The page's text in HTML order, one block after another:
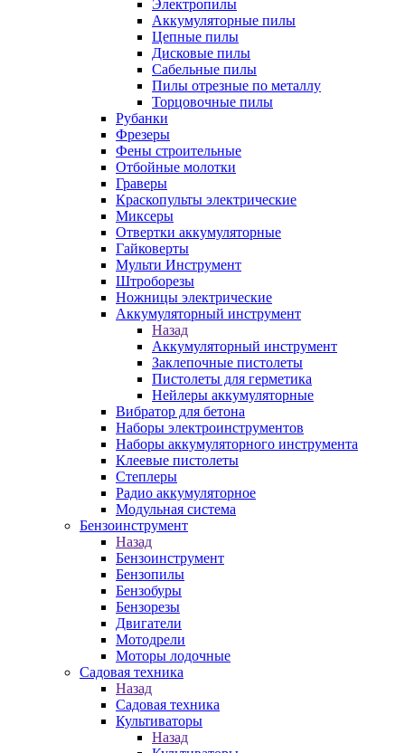
Электропилы
Аккумуляторные пилы
Цепные пилы
Дисковые пилы
Сабельные пилы
Пилы отрезные по металлу
Торцовочные пилы
Рубанки
Фрезеры
Фены строительные
Отбойные молотки
Граверы
Краскопульты электрические
Миксеры
Отвертки аккумуляторные
Гайковерты
Мульти Инструмент
Штроборезы
Ножницы электрические
Аккумуляторный инструмент
Назад
Аккумуляторный инструмент
Заклепочные пистолеты
Пистолеты для герметика
Нейлеры аккумуляторные
Вибратор для бетона
Наборы электроинструментов
Наборы аккумуляторного инструмента
Клеевые пистолеты
Степлеры
Радио аккумуляторное
Модульная система
Бензоинструмент
Назад
Бензоинструмент
Бензопилы
Бензобуры
Бензорезы
Двигатели
Мотодрели
Моторы лодочные
Садовая техника
Назад
Садовая техника
Культиваторы
Назад